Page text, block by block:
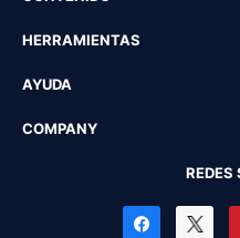
HERRAMIENTAS
AYUDA
COMPANY
REDES